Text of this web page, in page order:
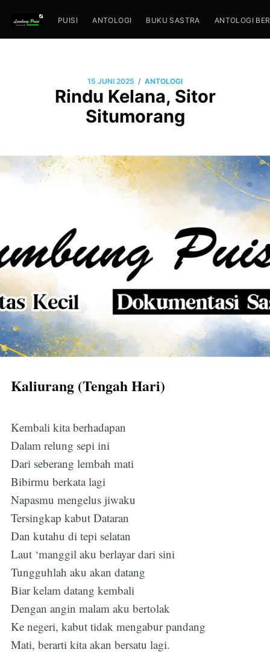
PUISI ANTOLOGI BUKU SASTRA ANTOLOGI
15 JUNI 2025 / ANTOLOGI
Rindu Kelana, Sitor
Situmorang
Kaliurang (Tengah Hari)
Kembali kita berhadapan
Dalam relung sepi ini
Dari seberang lembah mati
Bibirmu berkata lagi
Napasmu mengelus jiwaku
Tersingkap kabut Dataran
Dan kutahu di tepi selatan
Laut ‘manggil aku berlayar dari sini
Tungguhlah aku akan datang
Biar kelam datang kembali
Dengan angin malam aku bertolak
Ke negeri, kabut tidak mengabur pandang
Mati, berarti kita akan bersatu lagi.